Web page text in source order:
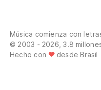
Música comienza con
© 2003 - 2026, 3.8
Hecho con
desde Brasil